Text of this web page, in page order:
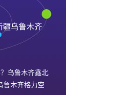
乌鲁木齐
乌鲁木齐鑫北
鲁木齐格力空